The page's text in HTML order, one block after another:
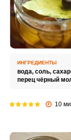
ИНГРЕДИЕНТЫ
вода, соль,
перец чёрный
10